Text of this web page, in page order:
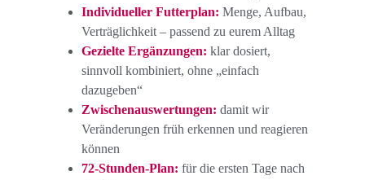
Individueller Futterplan: Menge, Aufbau,
Verträglichkeit – passend zu eurem Alltag
Gezielte Ergänzungen: klar dosiert,
sinnvoll kombiniert, ohne „einfach
dazugeben“
Zwischenauswertungen: damit wir
Veränderungen früh erkennen und reagieren
können
72-Stunden-Plan: für die ersten Tage nach